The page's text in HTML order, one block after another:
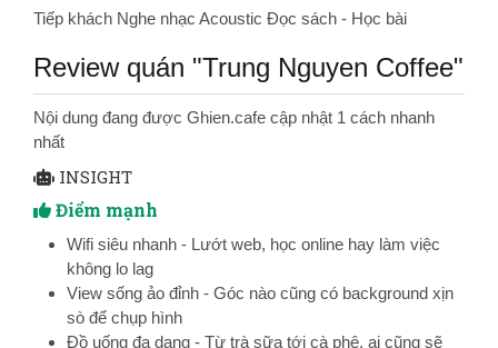
Tiếp khách Nghe nhạc Acoustic Đọc sách - Học bài
Review quán "Trung Nguyen Coffee"
Nội dung đang được Ghien.cafe cập nhật 1 cách nhanh
nhất
INSIGHT
Điểm mạnh
Wifi siêu nhanh - Lướt web, học online hay làm việc
không lo lag
View sống ảo đỉnh - Góc nào cũng có background xịn
sò để chụp hình
Đồ uống đa dạng - Từ trà sữa tới cà phê, ai cũng sẽ